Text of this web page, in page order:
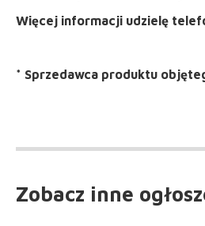
Więcej informacji udzielę
* Sprzedawca produktu
Zobacz inne